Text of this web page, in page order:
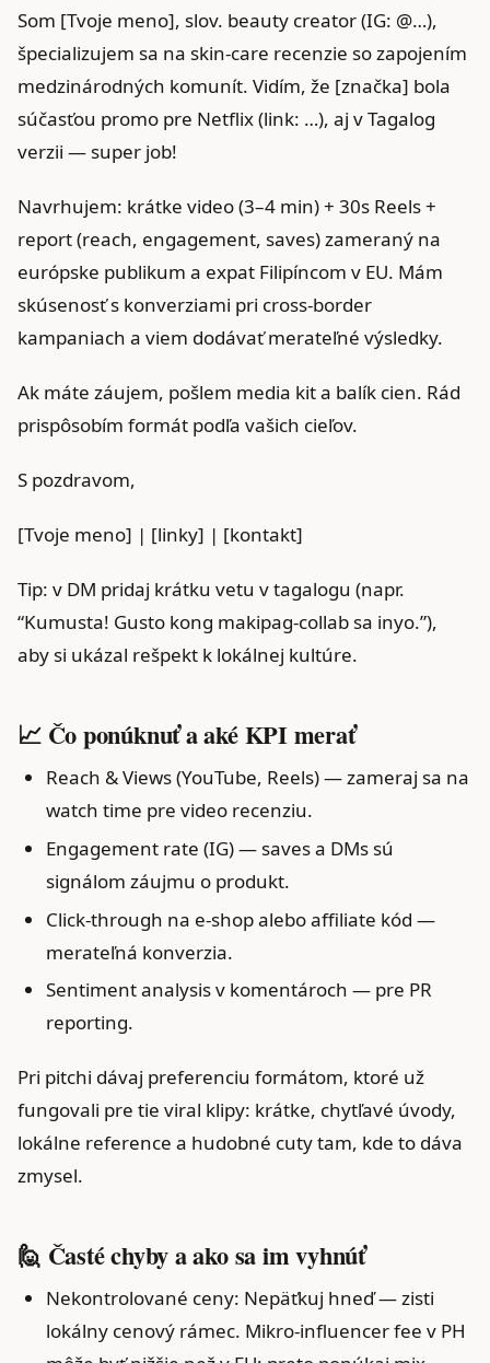
Som [Tvoje meno], slov. beauty creator (IG: @…),
špecializujem sa na skin-care recenzie so zapojením
medzinárodných komunít. Vidím, že [značka] bola
súčasťou promo pre Netflix (link: …), aj v Tagalog
verzii — super job!
Navrhujem: krátke video (3–4 min) + 30s Reels +
report (reach, engagement, saves) zameraný na
európske publikum a expat Filipíncom v EU. Mám
skúsenosť s konverziami pri cross‑border
kampaniach a viem dodávať merateľné výsledky.
Ak máte záujem, pošlem media kit a balík cien. Rád
prispôsobím formát podľa vašich cieľov.
S pozdravom,
[Tvoje meno] | [linky] | [kontakt]
Tip: v DM pridaj krátku vetu v tagalogu (napr.
“Kumusta! Gusto kong makipag-collab sa inyo.”),
aby si ukázal rešpekt k lokálnej kultúre.
📈 Čo ponúknuť a aké KPI merať
Reach & Views (YouTube, Reels) — zameraj sa na
watch time pre video recenziu.
Engagement rate (IG) — saves a DMs sú
signálom záujmu o produkt.
Click‑through na e‑shop alebo affiliate kód —
merateľná konverzia.
Sentiment analysis v komentároch — pre PR
reporting.
Pri pitchi dávaj preferenciu formátom, ktoré už
fungovali pre tie viral klipy: krátke, chytľavé úvody,
lokálne reference a hudobné cuty tam, kde to dáva
zmysel.
🙋 Časté chyby a ako sa im vyhnúť
Nekontrolované ceny: Nepäťkuj hneď — zisti
lokálny cenový rámec. Mikro-influencer fee v PH